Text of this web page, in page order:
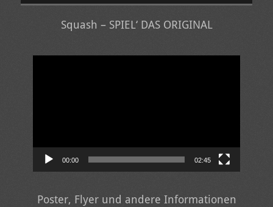
Squash – SPIEL‘ DAS ORIGINAL
00:00 02:45
Poster, Flyer und andere Informationen